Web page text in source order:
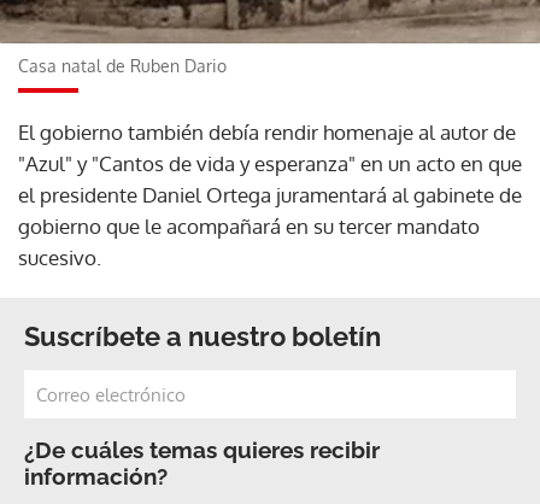
Casa natal de Ruben Dario
El gobierno también debía rendir homenaje al autor de
"Azul" y "Cantos de vida y esperanza" en un acto en que
el presidente Daniel Ortega juramentará al gabinete de
gobierno que le acompañará en su tercer mandato
sucesivo.
Suscríbete a nuestro boletín
¿De cuáles temas quieres recibir
información?